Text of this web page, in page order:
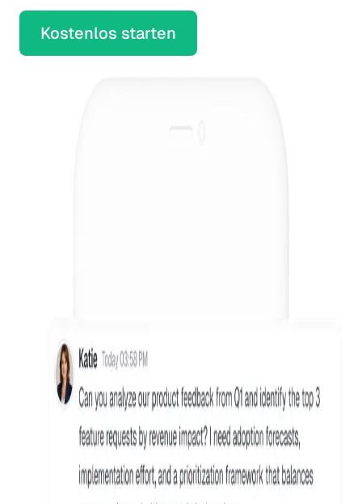
Kostenlos starten